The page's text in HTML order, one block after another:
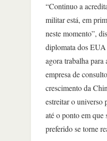
“Continuo a
militar está, em
neste momento”,
diplomata dos
agora trabalha
empresa de
crescimento da
estreitar o universo
até o ponto em que
preferido se torne